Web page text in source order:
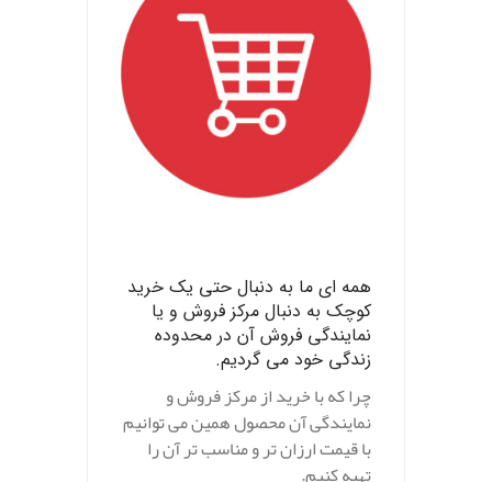
همه ای ما به دنبال حتی یک خرید
کوچک به دنبال مرکز فروش و یا
نمایندگی فروش آن در محدوده
زندگی خود می گردیم.
چرا که با خرید از مرکز فروش و
نمایندگی آن محصول همین می توانیم
با قیمت ارزان تر و مناسب تر آن را